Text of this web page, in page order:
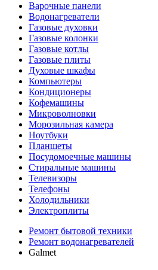
Варочные панели
Водонагреватели
Газовые духовки
Газовые колонки
Газовые котлы
Газовые плиты
Духовые шкафы
Компьютеры
Кондиционеры
Кофемашины
Микроволновки
Морозильная камера
Ноутбуки
Планшеты
Посудомоечные машины
Стиральные машины
Телевизоры
Телефоны
Холодильники
Электроплиты
Ремонт бытовой техники
Ремонт водонагревателей
Galmet